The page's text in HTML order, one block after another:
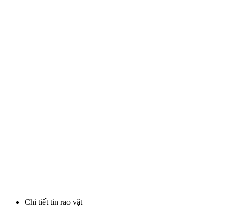
Chi tiết tin rao vặt